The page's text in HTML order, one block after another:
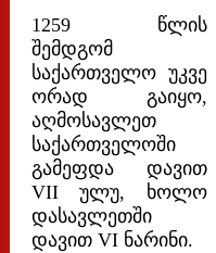
1259 წლის
შემდგომ
საქართველო უკვე
ორად გაიყო,
აღმოსავლეთ
საქართველოში
გამეფდა დავით
VII ულუ, ხოლო
დასავლეთში
დავით VI ნარინი.